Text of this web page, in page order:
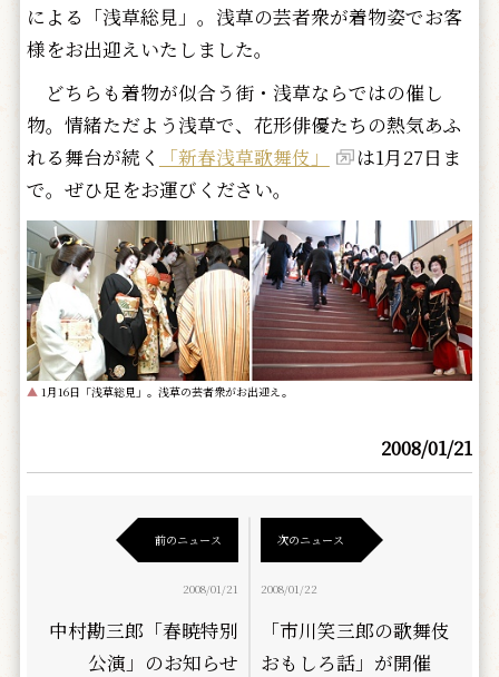
による「浅草総見」。浅草の芸者衆が着物姿でお客
様をお出迎えいたしました。
どちらも着物が似合う街・浅草ならではの催し
物。情緒ただよう浅草で、花形俳優たちの熱気あふ
れる舞台が続く
「新春浅草歌舞伎」
は1月27日ま
で。ぜひ足をお運びください。
▲ 1月16日「浅草総見」。浅草の芸者衆がお出迎え。
2008/01/21
前のニュース
2008/01/21
中村勘三郎「春暁特別
公演」のお知らせ
次のニュース
2008/01/22
「市川笑三郎の歌舞伎
おもしろ話」が開催